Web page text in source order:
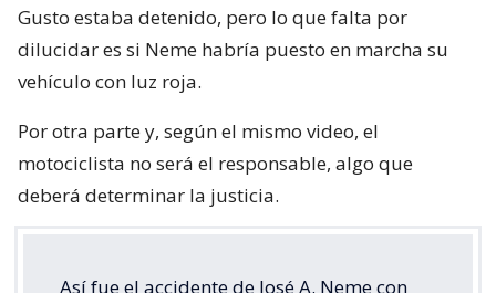
Gusto estaba detenido, pero lo que falta por
dilucidar es si Neme habría puesto en marcha su
vehículo con luz roja.
Por otra parte y, según el mismo video, el
motociclista no será el responsable, algo que
deberá determinar la justicia.
Así fue el accidente de José A. Neme con